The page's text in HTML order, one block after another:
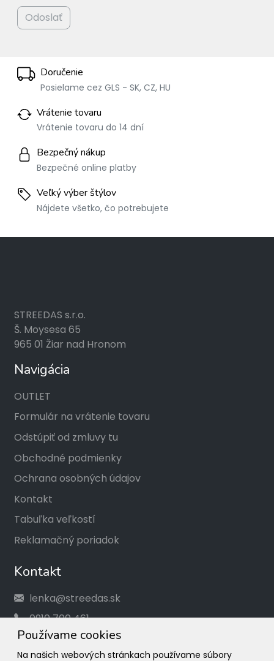
Odoslať
Doručenie
Posielame cez GLS - SK, CZ, HU
Vrátenie tovaru
Vrátenie tovaru do 14 dní
Bezpečný nákup
Bezpečné online platby
Veľký výber štýlov
Nájdete všetko, čo potrebujete
Používame cookies
Na našich webových stránkach používame súbory
STREEDAS s.r.o.
Š. Moysesa 65
965 01 Žiar nad Hronom
Navigácia
OUTLET
Formulár na vrátenie tovaru
Odstúpiť od zmluvy tu
Obchodné podmienky
Ochrana osobných údajov
Kontakt
Tabuľka veľkostí
Reklamačný poriadok
Kontakt
lenka@streedas.sk
0910 700 461
Social